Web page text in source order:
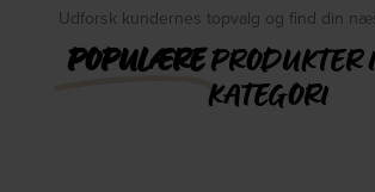
Udforsk kundernes topvalg og find din
POPULÆREPRODUKTER
KATEGORI